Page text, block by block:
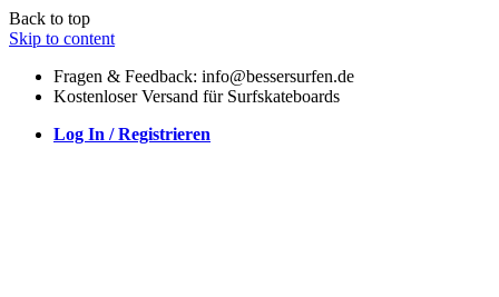
Back to top
Skip to content
Fragen & Feedback: info@bessersurfen.de
Kostenloser Versand für Surfskateboards
Log In / Registrieren